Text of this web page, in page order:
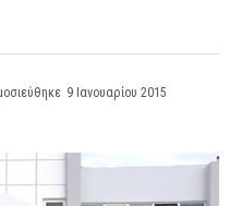
9 Ιανουαρίου 2015